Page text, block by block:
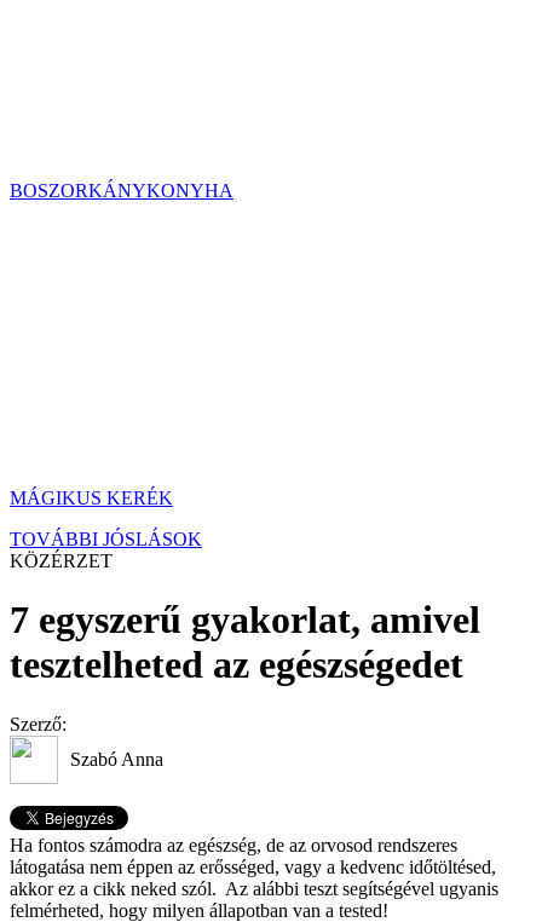
BOSZORKÁNYKONYHA
MÁGIKUS KERÉK
TOVÁBBI JÓSLÁSOK
KÖZÉRZET
7 egyszerű gyakorlat, amivel
tesztelheted az egészségedet
Szerző:
Szabó Anna
Ha fontos számodra az egészség, de az orvosod rendszeres
látogatása nem éppen az erősséged, vagy a kedvenc időtöltésed,
akkor ez a cikk neked szól. Az alábbi teszt segítségével ugyanis
felmérheted, hogy milyen állapotban van a tested!